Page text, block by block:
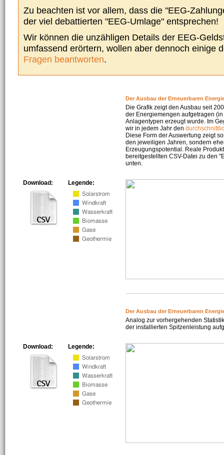
Zu beachten ist vor allem, dass die "EEG-
der viel debattierten "EEG-Umlage" entsprechen!
Wir können die unzähligen Details der EEG-
umfassend erörtern, wollen aber dennoch einige
Fragen beantworten.
Der Ausbau der Erneuerbaren
Die Grafik zeigt den Ausbau seit
der Energiemengen aufgetragen
Anlagentypen erzeugt wurde. Im
wir in jedem Jahr den
Diese Form der Auswertung zeigt
den jeweiligen Jahren, sondern
Erzeugungspotential. Reale
bereitgestellten CSV-Datei zu den
unten.
Legende:
Download:
Der Ausbau der Erneuerbaren
Analog zur vorhergehenden
der installierten Spitzenleistung
Legende:
Download: